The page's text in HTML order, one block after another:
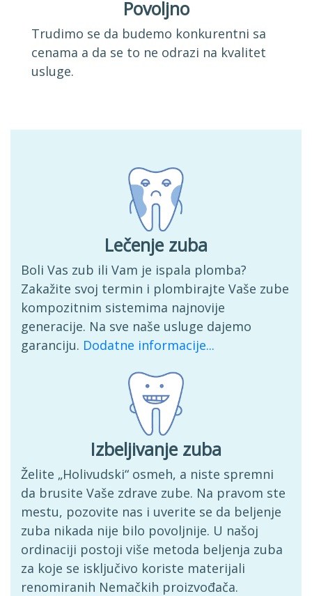
Povoljno
Trudimo se da budemo konkurentni sa
cenama a da se to ne odrazi na kvalitet
usluge.
Lečenje zuba
Boli Vas zub ili Vam je ispala plomba?
Zakažite svoj termin i plombirajte Vaše zube
kompozitnim sistemima najnovije
generacije. Na sve naše usluge dajemo
garanciju. Dodatne informacije...
Izbeljivanje zuba
Želite „Holivudski“ osmeh, a niste spremni
da brusite Vaše zdrave zube. Na pravom ste
mestu, pozovite nas i uverite se da beljenje
zuba nikada nije bilo povoljnije. U našoj
ordinaciji postoji više metoda beljenja zuba
za koje se isključivo koriste materijali
renomiranih Nemačkih proizvođača.